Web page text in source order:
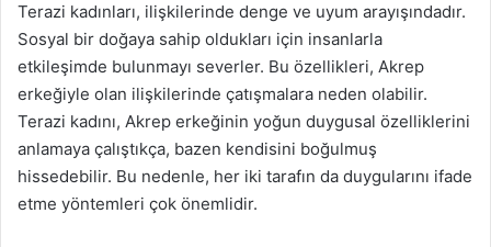
Terazi kadınları, ilişkilerinde denge ve uyum arayışındadır.
Sosyal bir doğaya sahip oldukları için insanlarla
etkileşimde bulunmayı severler. Bu özellikleri, Akrep
erkeğiyle olan ilişkilerinde çatışmalara neden olabilir.
Terazi kadını, Akrep erkeğinin yoğun duygusal özelliklerini
anlamaya çalıştıkça, bazen kendisini boğulmuş
hissedebilir. Bu nedenle, her iki tarafın da duygularını ifade
etme yöntemleri çok önemlidir.